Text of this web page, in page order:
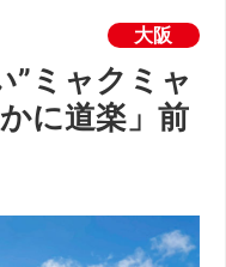
大阪
”ミャクミャ
に道楽」前